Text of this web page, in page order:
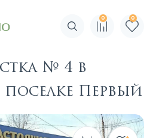
Поиск по сайту
0 0
№ 4 в
Первый